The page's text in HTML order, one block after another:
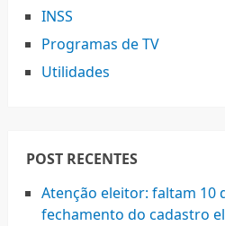
INSS
Programas de TV
Utilidades
POST RECENTES
Atenção eleitor: faltam 10
fechamento do cadastro